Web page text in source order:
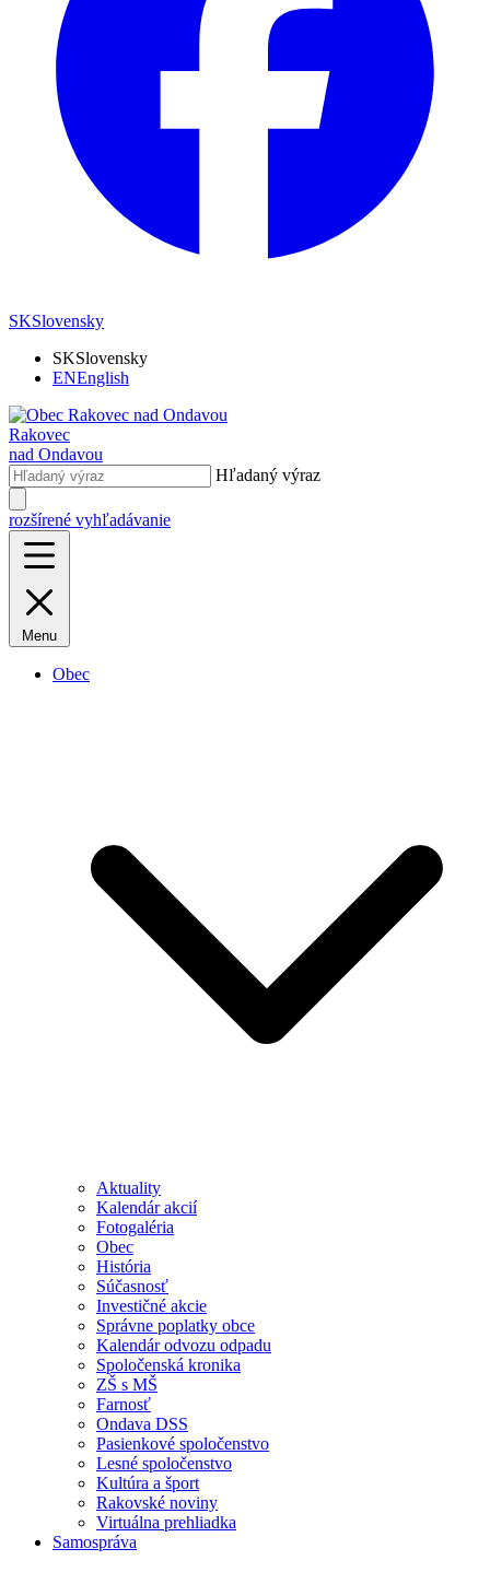
SKSlovensky
SKSlovensky
ENEnglish
Rakovec
nad Ondavou
Hľadaný výraz
rozšírené vyhľadávanie
Menu
Obec
Aktuality
Kalendár akcií
Fotogaléria
Obec
História
Súčasnosť
Investičné akcie
Správne poplatky obce
Kalendár odvozu odpadu
Spoločenská kronika
ZŠ s MŠ
Farnosť
Ondava DSS
Pasienkové spoločenstvo
Lesné spoločenstvo
Kultúra a šport
Rakovské noviny
Virtuálna prehliadka
Samospráva